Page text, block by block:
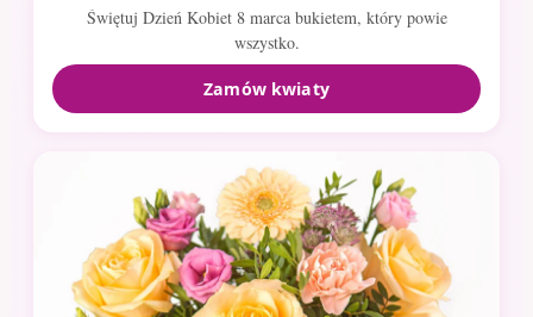
Świętuj Dzień Kobiet 8 marca bukietem, który powie
wszystko.
Zamów kwiaty